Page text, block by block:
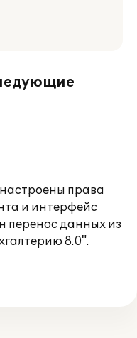
права
и интерфейс
перенос данных из
8.0".